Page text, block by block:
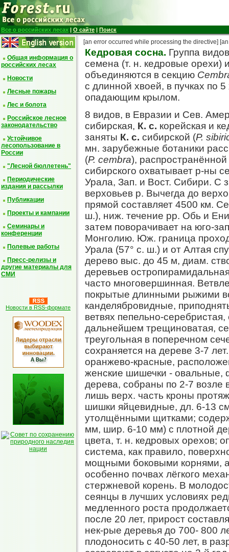
Все о российских лесах | О сайте | Поиск
Общая информация о
российских лесах
Новости
Лесные пожары
Лес и болота
Российское лесное
законодательство
Устойчивое
лесопользование в
России
"Лесной бюллетень"
Периодические
издания и рассылки
Публикации
Проекты и кампании
Семинары и
конференции
Полевые работы
Пресс-релизы и
другие материалы для
СМИ
Новости в RSS-формате
[an error occurred while processing the directive]
Кедровая сосна. Группа
семена (т. н. кедровые орехи)
объединяются в секцию
с длинной хвоей, в пучках по
опадающим крылом.
8 видов, в Евразии и Сев.
сибирская, К. с. корейская и
заняты К. с. сибирской (Р.
мн. зарубежные ботаники
(Р. cembra),
сибирского охватывает р-ны
Урала, Зап. и Вост. Сибири. С
верховьев р. Вычегда до
прямой составляет 4500 км.
ш.), ниж. течение pp. Обь и
затем поворачивает на юго-
Монголию. Юж. граница
Урала (57° с. ш.) и от Алтая
дерево выc. до 45 м, диам.
деревьев
часто многовершинная.
покрытые длинными рыжими
канделябровидные,
ветвях пепельно-
дальнейшем трещиноватая,
треугольная в поперечном
сохраняется на дереве 3-7
оранжево-красные,
женские шишечки - овальные,
дерева, собраны по 2-7 возле
лишь верх. часть кроны
шишки яйцевидные, дл. 6-13
утолщёнными щитками;
мм, шир. 6-10 мм) с плотной
цвета, т. н. кедровых орехов;
система, как правило,
мощными боковыми корнями,
особенно почвах лёгкого
стержневой корень. В
сеянцы в лучших условиях
медленного роста
после 20 лет, прирост
нек-рые деревья до 700- 800
плодоносить с 40-50 лет, в